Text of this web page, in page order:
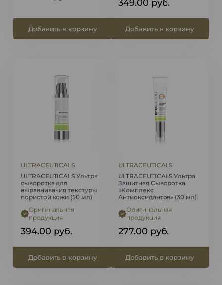
Добавить в корзину
349.00 руб.
Добавить в корзину
ULTRACEUTICALS
ULTRACEUTICALS Ультра
сыворотка для
выравнивания текстуры
пористой кожи (50 мл)
Оригинальная
продукция
394.00 руб.
Добавить в корзину
ULTRACEUTICALS
ULTRACEUTICALS Ультра
Защитная Сыворотка
«Комплекс
Антиоксидантов» (30 мл)
Оригинальная
продукция
277.00 руб.
Добавить в корзину